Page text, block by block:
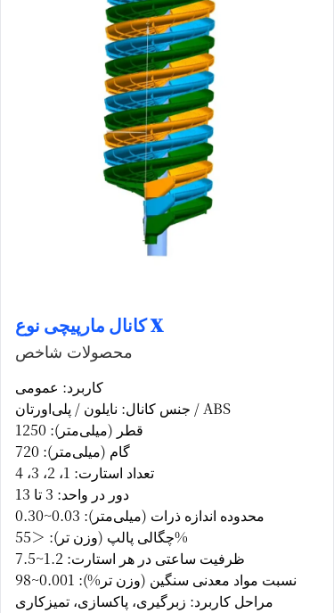
کانال مارپیچی نوع X
محصولات شاخص
کاربرد: عمومی
جنس کانال: نایلون / پلی‌اورتان / ABS
قطر (میلی‌متر): 1250
گام (میلی‌متر): 720
تعداد استارت: 1، 2، 3، 4
دور در واحد: 3 تا 13
محدوده اندازه ذرات (میلی‌متر): 0.03~0.30
چگالی پالپ (وزن تر): ＜55%
ظرفیت ساعتی در هر استارت: 1.2~7.5
نسبت مواد معدنی سنگین (وزن تر%): 0.001~98
مراحل کاربرد: زبرگیری، پاکسازی، تمیزکاری